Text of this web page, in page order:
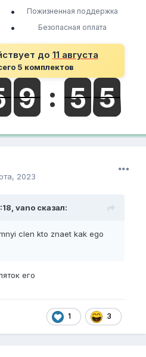
•
Пожизненная поддержка
• Безопасная оплата
до 11 августа
5 комплектов
2023
vano сказал:
clen kto znaet kak ego
его
1 3